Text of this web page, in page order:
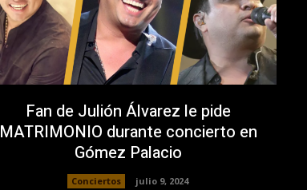
Fan de Julión Álvarez le pide
MATRIMONIO durante concierto en
Gómez Palacio
Conciertos julio 9, 2024